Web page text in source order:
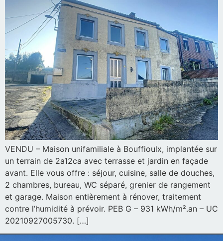
VENDU – Maison unifamiliale à Bouffioulx, implantée sur
un terrain de 2a12ca avec terrasse et jardin en façade
avant. Elle vous offre : séjour, cuisine, salle de douches,
2 chambres, bureau, WC séparé, grenier de rangement
et garage. Maison entièrement à rénover, traitement
contre l’humidité à prévoir. PEB G – 931 kWh/m².an – UC
20210927005730. […]